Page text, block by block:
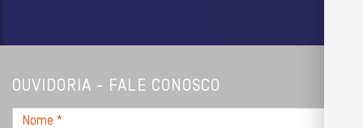
OUVIDORIA - FALE CONOSCO
Nome